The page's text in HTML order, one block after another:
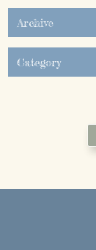
Archive
Category